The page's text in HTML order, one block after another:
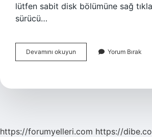
lütfen sabit disk bölümüne sağ
sürücü…
Devamını okuyun
Flashı
Haline
Yorum Bırak
https://forumyelleri.com https://